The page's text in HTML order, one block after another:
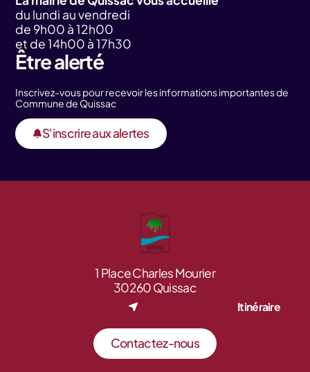
du lundi au vendredi
de 9h00 à 12h00
et de 14h00 à 17h30
Être alerté
Inscrivez-vous pour recevoir les informations importantes de
Commune de Quissac
S'inscrire aux alertes
1 Place Charles Mourier
30260 Quissac
Itinéraire
Contactez-nous